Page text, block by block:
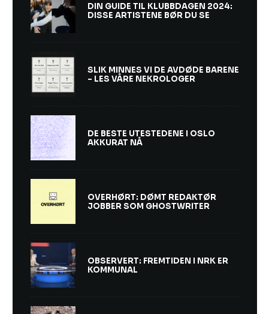
DIN GUIDE TIL KLUBBDAGEN 2024:
DISSE ARTISTENE BØR DU SE
SLIK MINNES VI DE AVDØDE BARENE
– LES VÅRE NEKROLOGER
DE BESTE UTESTEDENE I OSLO
AKKURAT NÅ
OVERHØRT: DØMT REDAKTØR
JOBBER SOM GHOSTWRITER
OBSERVERT: FREMTIDEN I NRK ER
KOMMUNAL